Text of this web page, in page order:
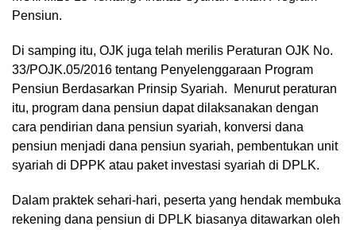
Pensiun.
Di samping itu, OJK juga telah merilis Peraturan OJK No.
33/POJK.05/2016 tentang Penyelenggaraan Program
Pensiun Berdasarkan Prinsip Syariah. Menurut peraturan
itu, program dana pensiun dapat dilaksanakan dengan
cara pendirian dana pensiun syariah, konversi dana
pensiun menjadi dana pensiun syariah, pembentukan unit
syariah di DPPK atau paket investasi syariah di DPLK.
Dalam praktek sehari-hari, peserta yang hendak membuka
rekening dana pensiun di DPLK biasanya ditawarkan oleh